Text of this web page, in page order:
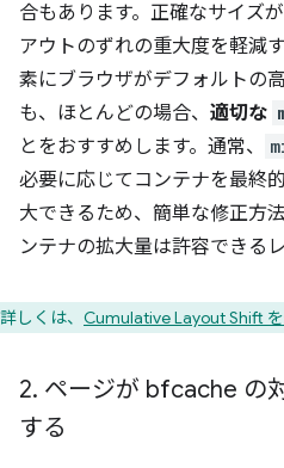
合もあります。正確なサイズ
アウトのずれの重大度を軽減
素にブラウザがデフォルトの
も、ほとんどの場合、 適切な
とをおすすめします。通常、
必要に応じてコンテナを最終
大できるため、簡単な修正方
ンテナの拡大量は許容できる
詳しくは、 Cumulative Layout Shift
2. ページが bfcache の
する